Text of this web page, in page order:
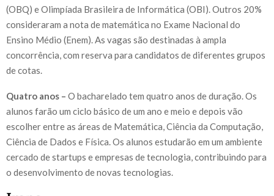
(OBQ) e Olimpíada Brasileira de Informática (OBI). Outros 20%
consideraram a nota de matemática no Exame Nacional do
Ensino Médio (Enem). As vagas são destinadas à ampla
concorrência, com reserva para candidatos de diferentes grupos
de cotas.
Quatro anos – O bacharelado tem quatro anos de duração. Os
alunos farão um ciclo básico de um ano e meio e depois vão
escolher entre as áreas de Matemática, Ciência da Computação,
Ciência de Dados e Física. Os alunos estudarão em um ambiente
cercado de startups e empresas de tecnologia, contribuindo para
o desenvolvimento de novas tecnologias.